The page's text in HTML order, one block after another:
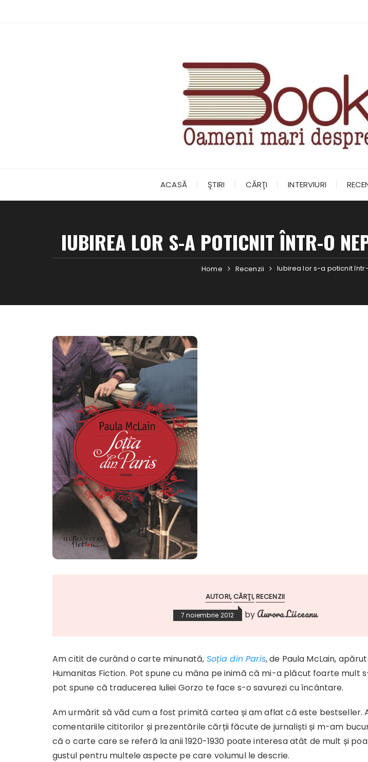
ACASĂ ŞTIRI CĂRŢI INTERVIURI
IUBIREA LOR S-A POTICNIT ÎNTR-O
Home Recenzii Iubirea lor s-a poticnit
AUTORI CĂRŢI RECENZII
7 noiembrie 2012 by Aurora Liiceanu
Am citit de curând o carte minunată, Soția din Paris, de Paula McLain,
Humanitas Fiction. Pot spune cu mâna pe inimă că mi-a plăcut foarte mult
pot spune că traducerea Iuliei Gorzo te face s-o savurezi cu încântare.
Am urmărit să văd cum a fost primită cartea și am aflat că este bestseller.
comentariile cititorilor și prezentările cărții făcute de jurnaliști și m-am
că o carte care se referă la anii 1920-1930 poate interesa atât de mult și
gustul pentru multele aspecte pe care volumul le descrie.